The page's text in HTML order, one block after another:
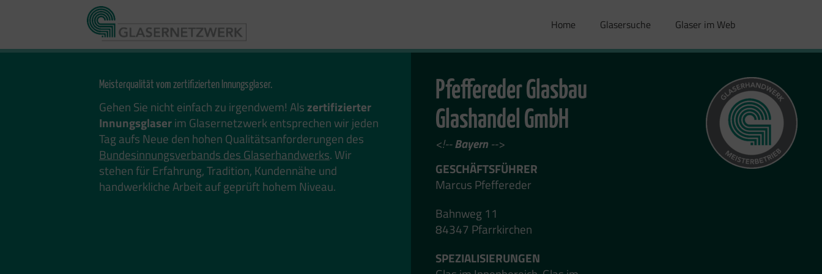
Home Glasersuche Glaser im Web
Meisterqualität vom zertifizierten Innungsglaser.
Gehen Sie nicht einfach zu irgendwem! Als zertifizierter
Innungsglaserim Glasernetzwerk entsprechen wir jeden
Tag aufs Neue den hohen Qualitätsanforderungen des
Bundesinnungsverbands des Glaserhandwerks. Wir
stehen für Erfahrung, Tradition, Kundennähe und
handwerkliche Arbeit auf geprüft hohem Niveau.
Pfeffereder Glasbau
Glashandel GmbH
<!--Bayern -->
GESCHÄFTSFÜHRER
Marcus Pfeffereder
Bahnweg 11
84347 Pfarrkirchen
SPEZIALISIERUNGEN